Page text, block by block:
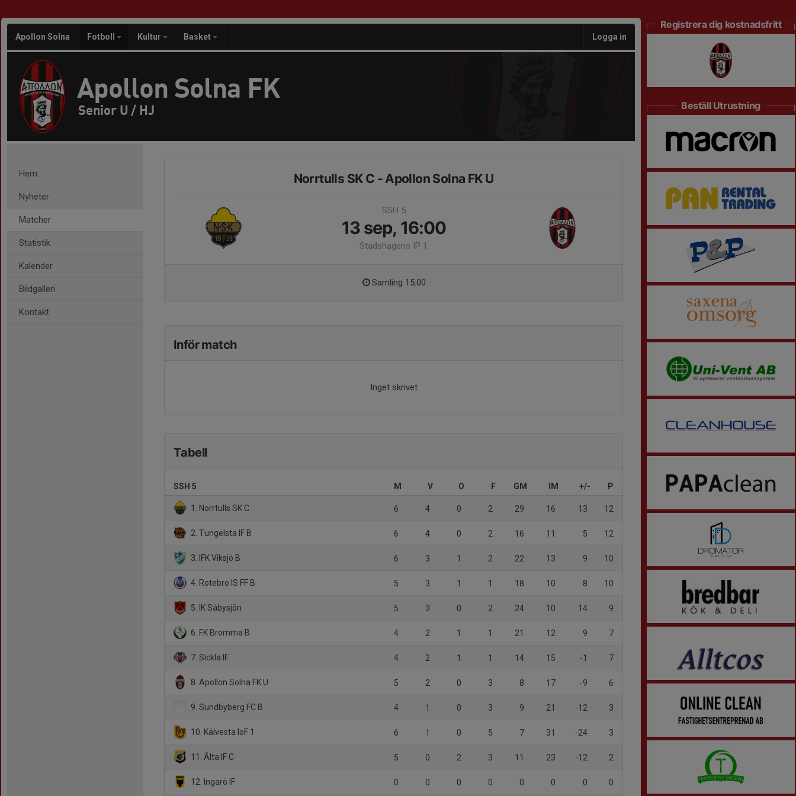
Apollon Solna Fotboll Kultur Basket Logga in
Apollon Solna FK
Senior U / HJ
Hem
Nyheter
Matcher
Statistik
Kalender
Bildgalleri
Kontakt
Norrtulls SK C - Apollon Solna FK U
SSH 5
13 sep, 16:00
Stadshagens IP 1
Samling 15:00
Inför match
Inget skrivet
Tabell
SSH 5 M V O F GM IM +/- P
1. Norrtulls SK C 6 4 0 2 29 16 13 12
2. Tungelsta IF B 6 4 0 2 16 11 5 12
3. IFK Viksjö B 6 3 1 2 22 13 9 10
4. Rotebro IS FF B 5 3 1 1 18 10 8 10
5. IK Säbysjön 5 3 0 2 24 10 14 9
6. FK Bromma B 4 2 1 1 21 12 9 7
7. Sickla IF 4 2 1 1 14 15 -1 7
8. Apollon Solna FK U 5 2 0 3 8 17 -9 6
9. Sundbyberg FC B 4 1 0 3 9 21 -12 3
10. Kälvesta IoF 1 6 1 0 5 7 31 -24 3
11. Älta IF C 5 0 2 3 11 23 -12 2
12. Ingarö IF 0 0 0 0 0 0 0 0
Registrera dig kostnadsfritt
Beställ Utrustning